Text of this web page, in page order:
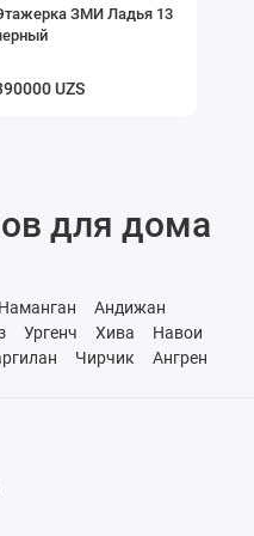
30-60 г
субстрата позволит
его работы и
ЗМИ Ладья 13
UZS
для дома
Наманган
Андижан
Ургенч Хива
Навои
Чирчик
Ангрен